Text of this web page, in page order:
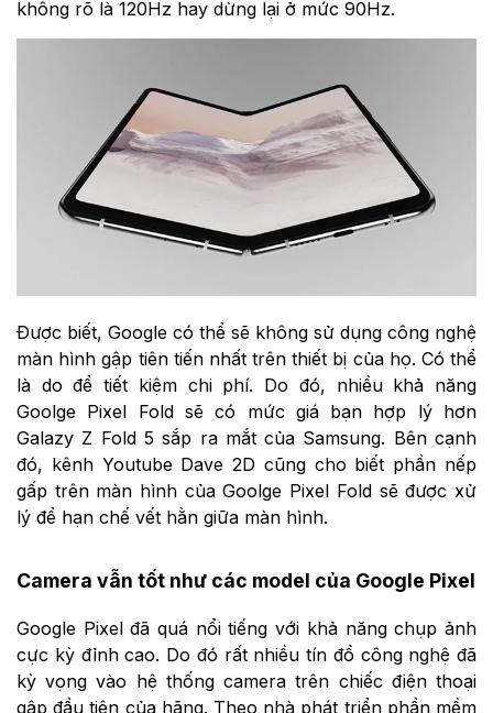
không rõ là 120Hz hay dừng lại ở mức 90Hz.
Được biết, Google có thể sẽ không sử dụng công nghệ
màn hình gập tiên tiến nhất trên thiết bị của họ. Có thể
là do để tiết kiệm chi phí. Do đó, nhiều khả năng
Goolge Pixel Fold sẽ có mức giá bạn hợp lý hơn
Galazy Z Fold 5 sắp ra mắt của Samsung. Bên cạnh
đó, kênh Youtube Dave 2D cũng cho biết phần nếp
gấp trên màn hình của Goolge Pixel Fold sẽ được xử
lý để hạn chế vết hằn giữa màn hình.
Camera vẫn tốt như các model của Google Pixel
Google Pixel đã quá nổi tiếng với khả năng chụp ảnh
cực kỳ đỉnh cao. Do đó rất nhiều tín đồ công nghệ đã
kỳ vọng vào hệ thống camera trên chiếc điện thoại
gập đầu tiên của hãng. Theo nhà phát triển phần mềm